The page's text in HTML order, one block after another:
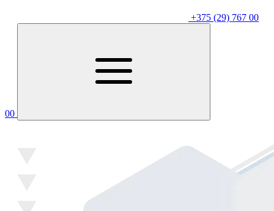
+375 (29) 767 00
00